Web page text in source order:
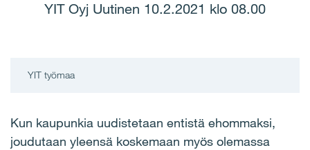
YIT Oyj Uutinen 10.2.2021 klo 08.00
YIT työmaa
Kun kaupunkia uudistetaan entistä ehommaksi,
joudutaan yleensä koskemaan myös olemassa